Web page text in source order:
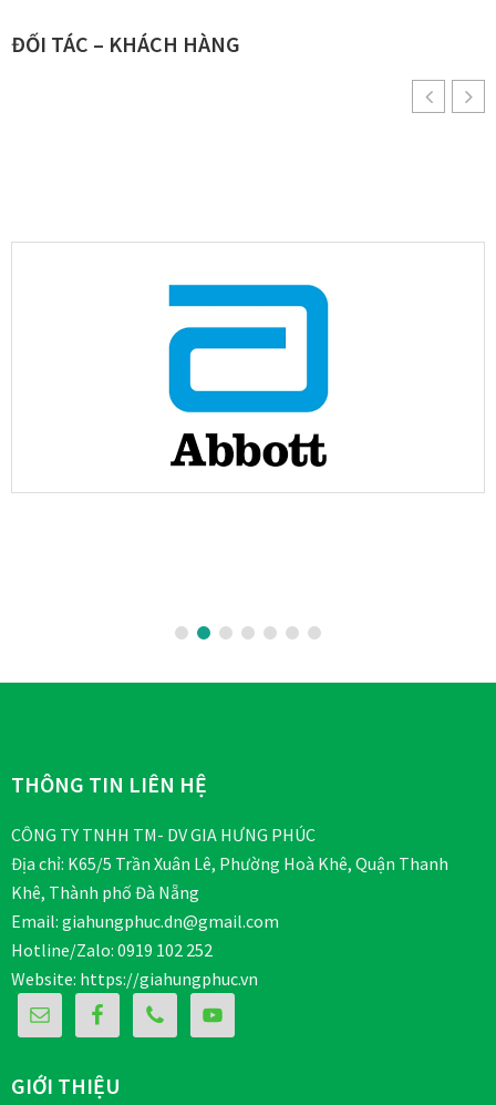
ĐỐI TÁC – KHÁCH HÀNG
Footer
THÔNG TIN LIÊN HỆ
CÔNG TY TNHH TM- DV GIA HƯNG PHÚC
Địa chỉ: K65/5 Trần Xuân Lê, Phường Hoà Khê, Quận Thanh
Khê, Thành phố Đà Nẵng
Email: giahungphuc.dn@gmail.com
Hotline/Zalo: 0919 102 252
Website: https://giahungphuc.vn
GIỚI THIỆU